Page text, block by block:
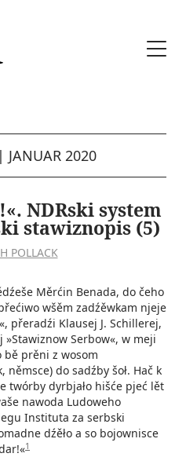
JANUAR 2020
NDRski system
stawiznopis (5)
POLLACK
Měrćin Benada, do čeho
wšěm zadźěwkam njeje
přeradźi Klausej J. Schillerej,
Serbow«, w meji
bě prěni z wosom
do sadźby šoł. Hač k
twórby dyrbjało hišće pjeć lět
nawoda Ludoweho
Instituta za serbski
dźěło a so bojownisce
1